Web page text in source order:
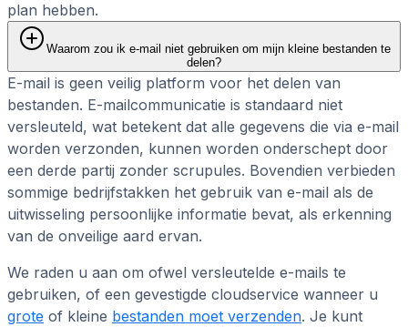
plan hebben.
Waarom zou ik e-mail niet gebruiken om mijn kleine bestanden te
delen?
E-mail is geen veilig platform voor het delen van
bestanden. E-mailcommunicatie is standaard niet
versleuteld, wat betekent dat alle gegevens die via e-mail
worden verzonden, kunnen worden onderschept door
een derde partij zonder scrupules. Bovendien verbieden
sommige bedrijfstakken het gebruik van e-mail als de
uitwisseling persoonlijke informatie bevat, als erkenning
van de onveilige aard ervan.
We raden u aan om ofwel versleutelde e-mails te
gebruiken, of een gevestigde cloudservice wanneer u
grote of kleine bestanden moet verzenden. Je kunt